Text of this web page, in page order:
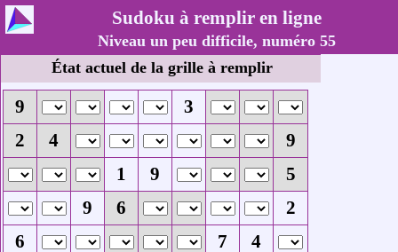
Sudoku à remplir en ligne
Niveau un peu difficile, numéro 55
État actuel de la grille à remplir
9
3
2
4
9
1
9
5
9
6
2
6
7
4